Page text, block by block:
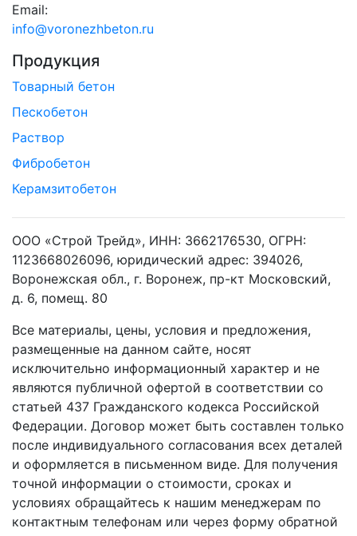
Email:
info@voronezhbeton.ru
Продукция
Товарный бетон
Пескобетон
Раствор
Фибробетон
Керамзитобетон
ООО «Строй Трейд», ИНН: 3662176530, ОГРН:
1123668026096, юридический адрес: 394026,
Воронежская обл., г. Воронеж, пр-кт Московский,
д. 6, помещ. 80
Все материалы, цены, условия и предложения,
размещенные на данном сайте, носят
исключительно информационный характер и не
являются публичной офертой в соответствии со
статьей 437 Гражданского кодекса Российской
Федерации. Договор может быть составлен только
после индивидуального согласования всех деталей
и оформляется в письменном виде. Для получения
точной информации о стоимости, сроках и
условиях обращайтесь к нашим менеджерам по
контактным телефонам или через форму обратной